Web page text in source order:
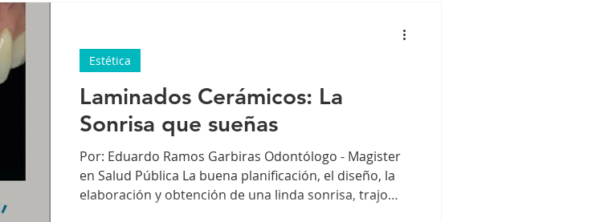
Laminados Cerámicos: La
Sonrisa que sueñas
Por: Eduardo Ramos Garbiras Odontólogo - Magister
en Salud Pública La buena planificación, el diseño, la
elaboración y obtención de una linda sonrisa, trajo
Estética